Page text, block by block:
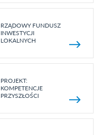
RZĄDOWY FUNDUSZ
INWESTYCJI
LOKALNYCH
PROJEKT:
KOMPETENCJE
PRZYSZŁOŚCI